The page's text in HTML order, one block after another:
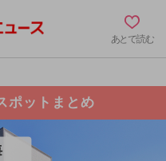
あとで読む
ポットまとめ